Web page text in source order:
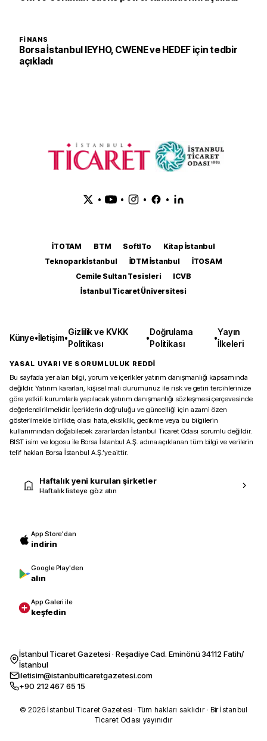
FINANS
Borsa İstanbul IEYHO, CWENE ve HEDEF için tedbir
açıkladı
• • • •
İTOTAM BTM SoftITo
Kitap İstanbul
Teknopark İstanbul
İDTM İstanbul
İTOSAM
Cemile Sultan Tesisleri
ICVB
İstanbul Ticaret Üniversitesi
Künye•İletişim•
Gizlilik ve KVKK
Politikası
•
Doğrulama
Politikası
•
Yayın
İlkeleri
YASAL UYARI VE SORUMLULUK REDDİ
Bu sayfada yer alan bilgi, yorum ve içerikler yatırım danışmanlığı kapsamında
değildir. Yatırım kararları, kişisel mali durumunuz ile risk ve getiri tercihlerinize
göre yetkili kurumlarla yapılacak yatırım danışmanlığı sözleşmesi çerçevesinde
değerlendirilmelidir. İçeriklerin doğruluğu ve güncelliği için azami özen
gösterilmekle birlikte, olası hata, eksiklik, gecikme veya bu bilgilerin
kullanımından doğabilecek zararlardan İstanbul Ticaret Odası sorumlu değildir.
BIST isim ve logosu ile Borsa İstanbul A.Ş. adına açıklanan tüm bilgi ve verilerin
telif hakları Borsa İstanbul A.Ş.’ye aittir.
Haftalık yeni kurulan şirketler
Haftalık listeye göz atın
App Store'dan
indirin
Google Play'den
alın
App Galeri ile
keşfedin
İstanbul Ticaret Gazetesi · Reşadiye Cad. Eminönü 34112 Fatih/
İstanbul
iletisim@istanbulticaretgazetesi.com
+90 212 467 65 15
© 2026 İstanbul Ticaret Gazetesi · Tüm hakları saklıdır · Bir İstanbul
Ticaret Odası yayınıdır